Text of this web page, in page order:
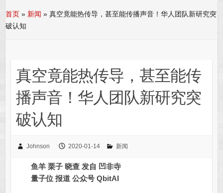
首页 » 新闻 »真空竟能热传导，甚至能传播声音！华人团队新研究突
破认知
真空竟能热传导，甚至能传
播声音！华人团队新研究突
破认知
Johnson 2020-01-14 新闻
鱼羊 栗子 晓查 发自 凹非寺
量子位 报道 公众号 QbitAI